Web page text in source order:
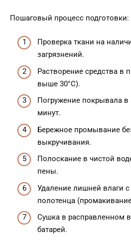
Пошаговый процесс подготовки:
Проверка ткани на
загрязнений.
Растворение средства в
выше 30°C).
Погружение покрывала в
минут.
Бережное промывание
выкручивания.
Полоскание в чистой
пены.
Удаление лишней влаги
полотенца
Сушка в расправленном
батарей.